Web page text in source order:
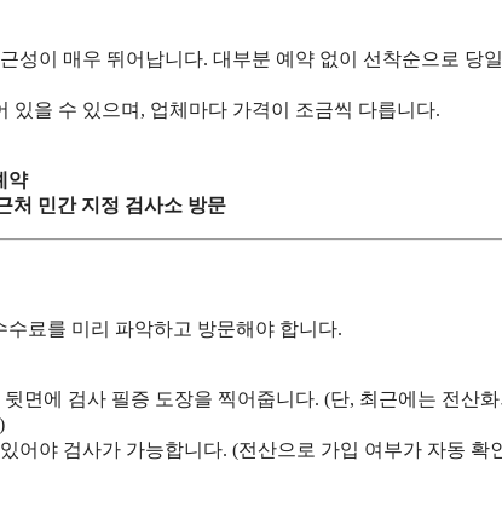
성이 매우 뛰어납니다. 대부분 예약 없이 선착순으로 당
있을 수 있으며, 업체마다 가격이 조금씩 다릅니다.
약
처 민간 지정 검사소 방문
료를 미리 파악하고 방문해야 합니다.
면에 검사 필증 도장을 찍어줍니다. (단, 최근에는 전산
어야 검사가 가능합니다. (전산으로 가입 여부가 자동 확